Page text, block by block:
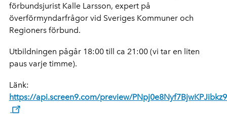
förbundsjurist Kalle Larsson, expert på
överförmyndarfrågor vid Sveriges Kommuner och
Regioners förbund.
Utbildningen pågår 18:00 till ca 21:00 (vi tar en liten
paus varje timme).
Länk:
https://api.screen9.com/preview/